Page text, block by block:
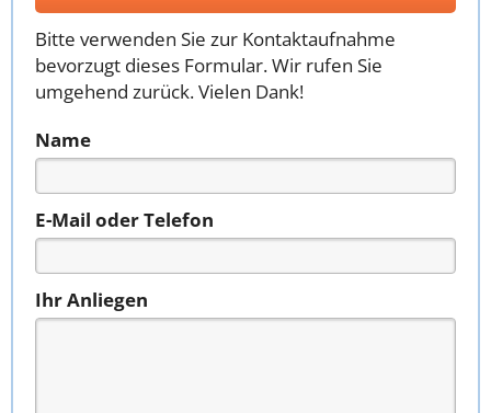
Bitte verwenden Sie zur Kontaktaufnahme
bevorzugt dieses Formular. Wir rufen Sie
umgehend zurück. Vielen Dank!
Name
E-Mail oder Telefon
Ihr Anliegen